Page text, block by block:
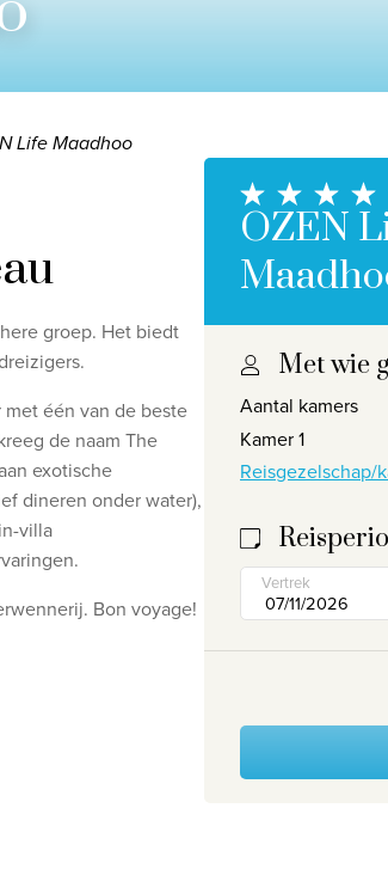
Privacy disclaimer © 2026,
Life Maadhoo
groep. Het biedt
één van de beste
de naam The
exotische
dineren onder water),
villa
Bon voyage!
OZEN
Met wie
Aantal kamers
Kamer 1
Reisgezelschap/
Vertrek